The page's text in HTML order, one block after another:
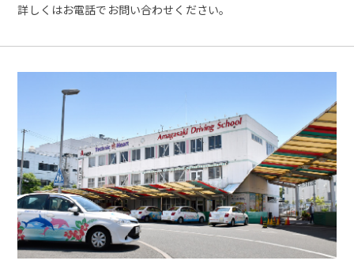
詳しくはお電話でお問い合わせください。